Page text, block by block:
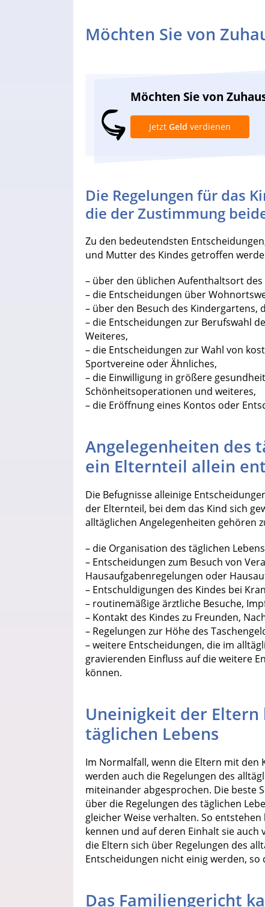
Möchten Sie von
Möchten Sie von
Jetzt Geld verdienen
Die Regelungen für das
die der Zustimmung
Zu den bedeutendsten
und Mutter des Kindes getroffen
– über den üblichen Aufenthaltsort
– die Entscheidungen über
– über den Besuch des Kindergartens,
– die Entscheidungen zur Berufswahl
Weiteres,
– die Entscheidungen zur Wahl von
Sportvereine oder Ähnliches,
– die Einwilligung in größere
Schönheitsoperationen und weiteres,
– die Eröffnung eines Kontos oder
Angelegenheiten des
ein Elternteil allein
Die Befugnisse alleinige
der Elternteil, bei dem das Kind sich
alltäglichen Angelegenheiten gehören
– die Organisation des täglichen
– Entscheidungen zum Besuch von
Hausaufgabenregelungen oder
– Entschuldigungen des Kindes bei
– routinemäßige ärztliche Besuche,
– Kontakt des Kindes zu Freunden,
– Regelungen zur Höhe des
– weitere Entscheidungen, die im
gravierenden Einfluss auf die weitere
können.
Uneinigkeit der Eltern
täglichen Lebens
Im Normalfall, wenn die Eltern mit den
werden auch die Regelungen des
miteinander abgesprochen. Die beste
über die Regelungen des täglichen
gleicher Weise verhalten. So
kennen und auf deren Einhalt sie
die Eltern sich über Regelungen des
Entscheidungen nicht einig werden,
Das Familiengericht